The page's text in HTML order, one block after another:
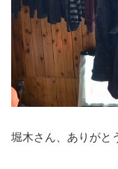
堀木さん、ありがと